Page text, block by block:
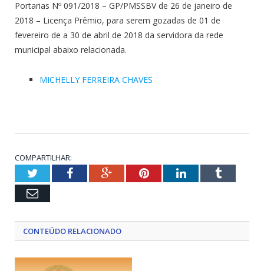
Portarias Nº 091/2018 – GP/PMSSBV de 26 de janeiro de
2018 – Licença Prêmio, para serem gozadas de 01 de
fevereiro de a 30 de abril de 2018 da servidora da rede
municipal abaixo relacionada.
MICHELLY FERREIRA CHAVES
COMPARTILHAR:
TwitterFacebookGoogle+PinterestLinkedInTumblr
Email
CONTEÚDO RELACIONADO